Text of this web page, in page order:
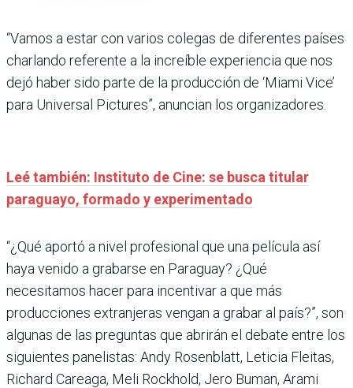
“Vamos a estar con varios colegas de diferentes países
charlando referente a la increíble experiencia que nos
dejó haber sido parte de la producción de ‘Miami Vice’
para Universal Pictures”, anuncian los organizadores.
Leé también: Instituto de Cine: se busca titular
paraguayo, formado y experimentado
“¿Qué aportó a nivel profesional que una película así
haya venido a grabarse en Paraguay? ¿Qué
necesitamos hacer para incentivar a que más
producciones extranjeras vengan a grabar al país?”, son
algunas de las preguntas que abrirán el debate entre los
siguientes panelistas: Andy Rosenblatt, Leticia Fleitas,
Richard Careaga, Meli Rockhold, Jero Buman, Arami